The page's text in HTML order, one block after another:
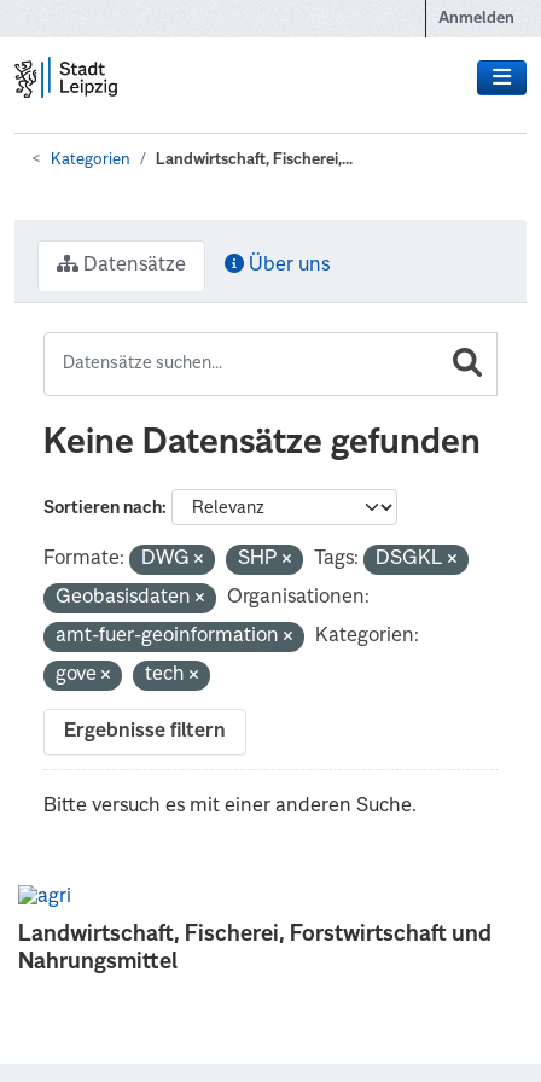
Anmelden
Kategorien Landwirtschaft, Fischerei,...
Landwirtschaft, Fischerei, Forstwirtschaft und
Nahrungsmittel
Datensätze Über uns
Keine Datensätze gefunden
Sortieren nach
Formate: DWG SHP Tags:
DSGKL
Geobasisdaten
Organisationen:
amt-fuer-geoinformation
Kategorien:
gove
tech
Ergebnisse filtern
Bitte versuch es mit einer anderen Suche.